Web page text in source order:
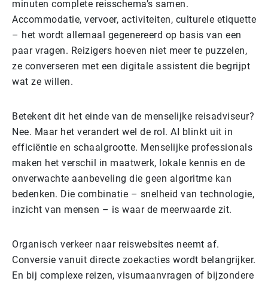
minuten complete reisschema’s samen.
Accommodatie, vervoer, activiteiten, culturele etiquette
– het wordt allemaal gegenereerd op basis van een
paar vragen. Reizigers hoeven niet meer te puzzelen,
ze converseren met een digitale assistent die begrijpt
wat ze willen.
Betekent dit het einde van de menselijke reisadviseur?
Nee. Maar het verandert wel de rol. AI blinkt uit in
efficiëntie en schaalgrootte. Menselijke professionals
maken het verschil in maatwerk, lokale kennis en de
onverwachte aanbeveling die geen algoritme kan
bedenken. Die combinatie – snelheid van technologie,
inzicht van mensen – is waar de meerwaarde zit.
Organisch verkeer naar reiswebsites neemt af.
Conversie vanuit directe zoekacties wordt belangrijker.
En bij complexe reizen, visumaanvragen of bijzondere